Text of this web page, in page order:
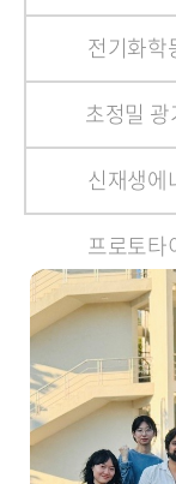
전기화학
초정밀 광
신재생에
프로토타